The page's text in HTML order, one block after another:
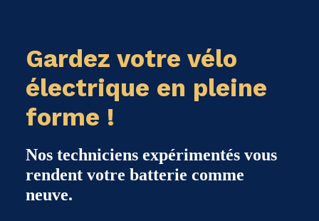
Gardez votre vélo
électrique en pleine
forme !
Nos techniciens expérimentés vous
rendent votre batterie comme
neuve.